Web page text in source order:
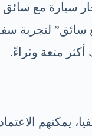
لتجربة سفر
متعة وثراءً.